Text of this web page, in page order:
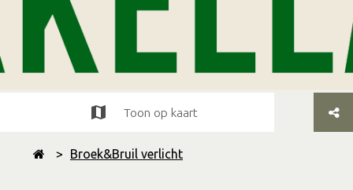
> Broek&Bruil verlicht
Toon op kaart